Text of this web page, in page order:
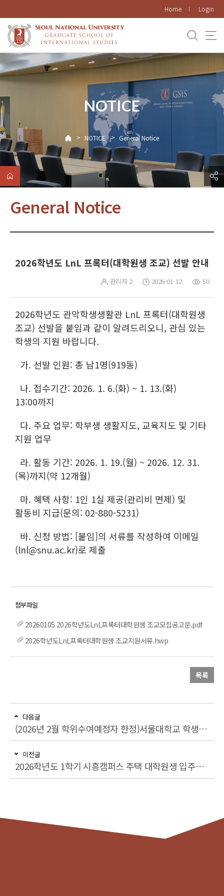
메뉴
Home Login
NOTICE
> NOTICE > General Notice
General Notice
2026학년도 LnL 프록터(대학원생 조교) 선발 안내
관리자 2 2026-01-12 50
2026학년도 관악학생생활관 LnL 프록터(대학원생
조교) 선발을 붙임과 같이 알려드리오니, 관심 있는
학생의 지원 바랍니다.
가. 선발 인원: 총 남1명(919동)
나. 접수기간: 2026. 1. 6.(화) ~ 1. 13.(화)
13:00까지
다. 주요 업무: 학부생 생활지도, 교육지도 및 기타
지원 업무
라. 활동 기간: 2026. 1. 19.(월) ~ 2026. 12. 31.
(목)까지(약 12개월)
마. 혜택 사항: 1인 1실 제공(관리비 면제) 및
활동비 지급(문의: 02-880-5231)
바. 신청 방법: [붙임]의 서류를 작성하여 이메일
(lnl@snu.ac.kr)로 제출
20260105 2026학년도LnL프록터대학원생 조교모집공고문.pdf
2026학년도LnL프록터대학원생 조교지원서류.hwp
목록
다음글
(2026년 2월 학위수여예정자 한정)서울대학교 학생 리더십상 후보자 추천
이전글
2026학년도 1학기 시흥캠퍼스 주택 대학원생 입주자 모집 안내